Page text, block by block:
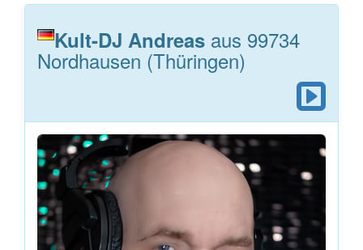
Kult-DJ Andreas aus 99734
Nordhausen (Thüringen)